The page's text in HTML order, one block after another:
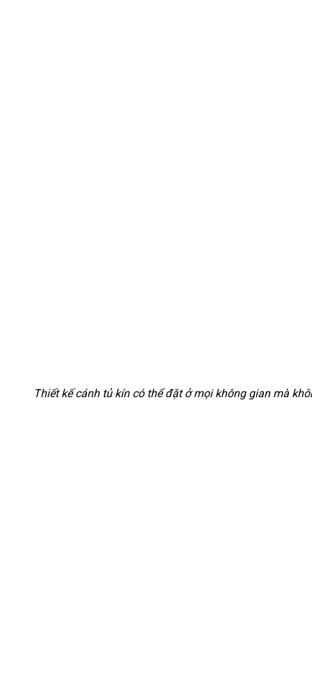
Thiết kế cánh tủ kín có thể đặt ở mọi không gian mà